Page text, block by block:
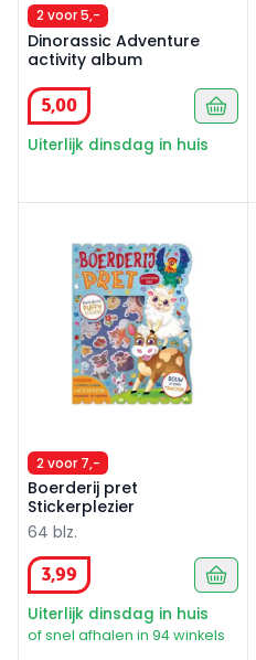
2 voor 5,-
Dinorassic Adventure
activity album
5,00
Uiterlijk dinsdag in huis
2 voor 7,-
Boerderij pret
Stickerplezier
64 blz.
3,99
Uiterlijk dinsdag in huis
of snel afhalen in 94 winkels